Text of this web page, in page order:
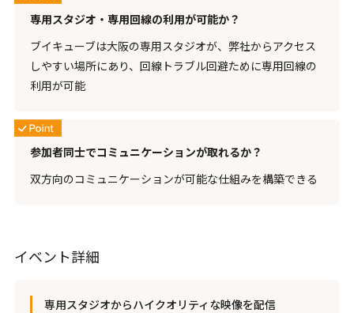
専用スタジオ・専用回線の利用が可能か？
ブイキューブは大阪の専用スタジオが、弊社からアクセス
しやすい場所にあり、回線トラブル回避ために専用回線の
利用が可能
参加者同士でコミュニケーションが取れるか？
双方向のコミュニケーションが可能な仕組みを構築できる
イベント詳細
専用スタジオからハイクオリティな映像を配信